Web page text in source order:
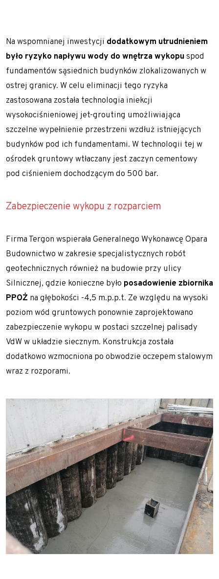
Na wspomnianej inwestycji dodatkowym utrudnieniem
było ryzyko napływu wody do wnętrza wykopuspod
fundamentów sąsiednich budynków zlokalizowanych w
ostrej granicy. W celu eliminacji tego ryzyka
zastosowana została technologia iniekcji
wysokociśnieniowej jet-grouting umożliwiająca
szczelne wypełnienie przestrzeni wzdłuż istniejących
budynków pod ich fundamentami. W technologii tej w
ośrodek gruntowy wtłaczany jest zaczyn cementowy
pod ciśnieniem dochodzącym do 500 bar.
Zabezpieczenie wykopu z rozparciem
Firma Tergon wspierała Generalnego WykonawcęOpara
Budownictwo w zakresie specjalistycznych robót
geotechnicznych również na budowie przy ulicy
Silnicznej, gdzie konieczne było posadowienie zbiornika
PPOŻ na głębokości -4,5 m.p.p.t. Ze względu na wysoki
poziom wód gruntowych ponownie zaprojektowano
zabezpieczenie wykopu w postaci szczelnej palisady
VdWw układzie siecznym. Konstrukcja została
dodatkowo wzmocniona po obwodzie oczepem stalowym
wraz z rozporami.